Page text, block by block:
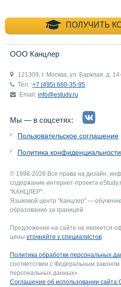
ПОЛУЧИТЬ
ООО Канцлер
121309, г. Москва, ул. Барклая, д.
Тел.: +7 (495) 660-35-95
Email: info@estudy.ru
Мы — в соцсетях:
Пользовательское соглашение
Политика конфиденциальности
© 1998-2026 Все права на дизайн,
содержание интернет-проекта
"КАНЦЛЕР".
Языковой центр "Канцлер" —
образование за границей.
Предложение на сайте не является
цены уточняйте у специалистов.
Политика обработки персональных
соответствии с Федеральным
персональных данных».
Соглашение об использовании